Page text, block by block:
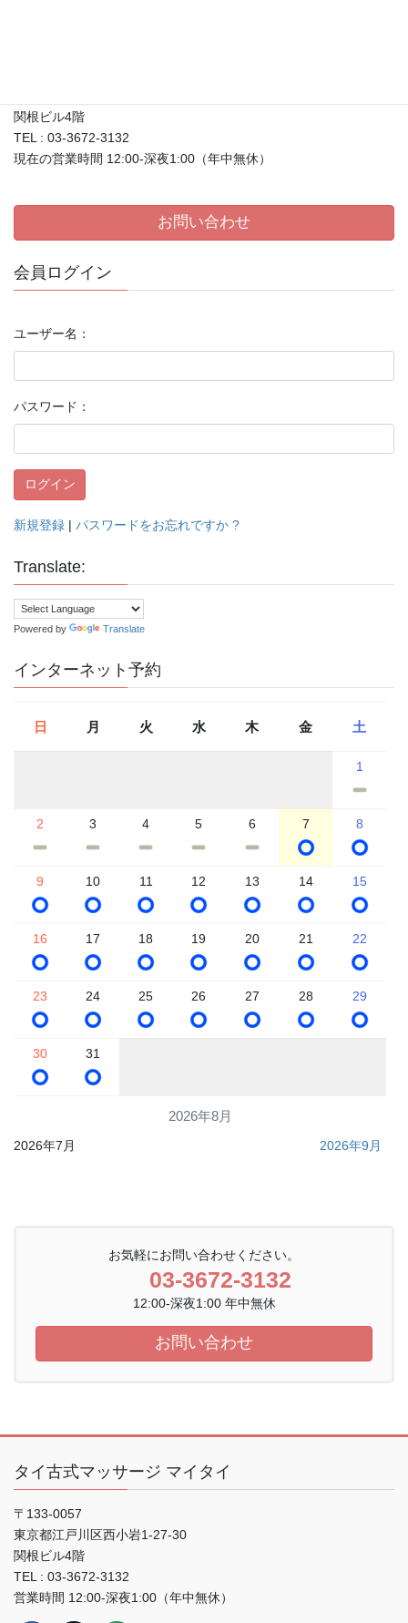
関根ビル4階
TEL : 03-3672-3132
現在の営業時間 12:00-深夜1:00（年中無休）
お問い合わせ
会員ログイン
ユーザー名：
パスワード：
新規登録 | パスワードをお忘れですか ?
Translate:
Powered by Translate
インターネット予約
2026年8月
日 月 火 水 木 金 土
1
2 3 4 5 6 7 8
9 10 11 12 13 14 15
16 17 18 19 20 21 22
23 24 25 26 27 28 29
30 31
2026年7月 2026年9月
お気軽にお問い合わせください。
03-3672-3132
12:00-深夜1:00 年中無休
お問い合わせ
タイ古式マッサージ マイタイ
〒133-0057
東京都江戸川区西小岩1-27-30
関根ビル4階
TEL : 03-3672-3132
営業時間 12:00-深夜1:00（年中無休）